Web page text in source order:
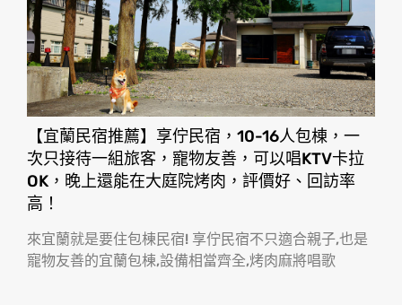
【宜蘭民宿推薦】享佇民宿，10-16人包棟，一
次只接待一組旅客，寵物友善，可以唱KTV卡拉
OK，晚上還能在大庭院烤肉，評價好、回訪率
高！
來宜蘭就是要住包棟民宿! 享佇民宿不只適合親子,也是
寵物友善的宜蘭包棟,設備相當齊全,烤肉麻將唱歌